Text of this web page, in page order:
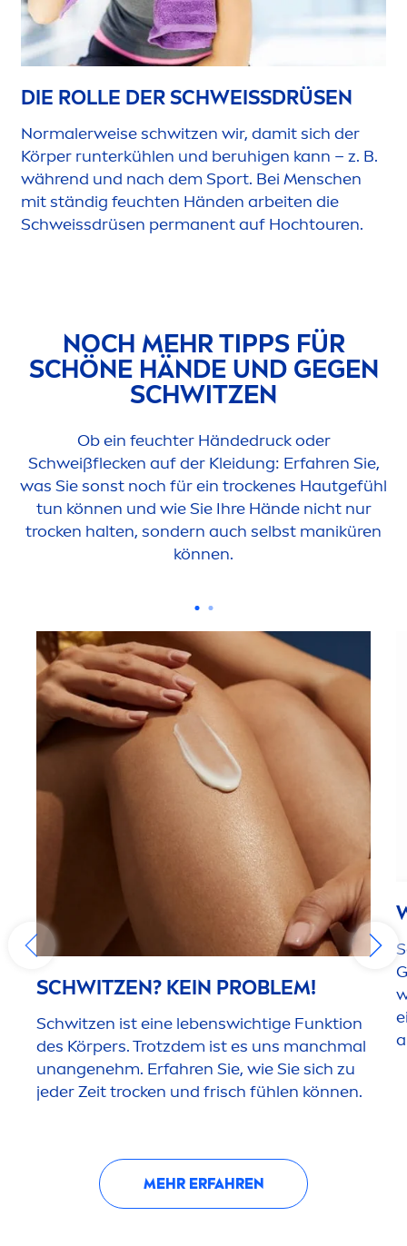
DIE ROLLE DER SCHWEISSDRÜSEN
Normalerweise schwitzen wir, damit sich der
Körper runterkühlen und beruhigen kann – z. B.
während und nach dem Sport. Bei Menschen
mit ständig feuchten Händen arbeiten die
Schweissdrüsen permanent auf Hochtouren.
NOCH MEHR TIPPS FÜR
SCHÖNE HÄNDE UND GEGEN
SCHWITZEN
Ob ein feuchter Händedruck oder
Schweißflecken auf der Kleidung: Erfahren Sie,
was Sie sonst noch für ein trockenes Hautgefühl
tun können und wie Sie Ihre Hände nicht nur
trocken halten, sondern auch selbst maniküren
können.
SCHWITZEN? KEIN PROBLEM!
Schwitzen ist eine lebenswichtige Funktion
des Körpers. Trotzdem ist es uns manchmal
unangenehm. Erfahren Sie, wie Sie sich zu
jeder Zeit trocken und frisch fühlen können.
MEHR ERFAHREN